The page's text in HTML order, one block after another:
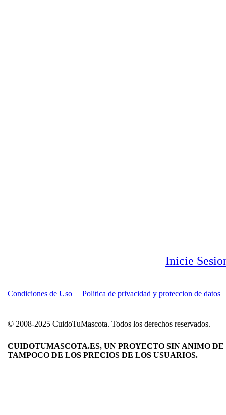
Inicie
Condiciones de Uso Politica de privacidad y proteccion de datos
© 2008-2025 CuidoTuMascota. Todos los derechos reservados.
CUIDOTUMASCOTA.ES, UN PROYECTO SIN ANIMO
TAMPOCO DE LOS PRECIOS DE LOS USUARIOS.